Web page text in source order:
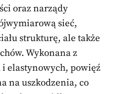
oraz narządy
sieć,
strukturę, ale także
Wykonana z
elastynowych, powięź
na uszkodzenia, co